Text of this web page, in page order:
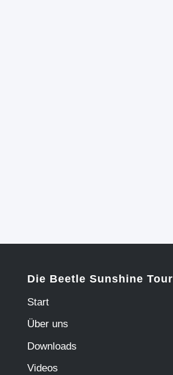
Die Beetle Sunshine Tour
Start
Über uns
Downloads
Videos